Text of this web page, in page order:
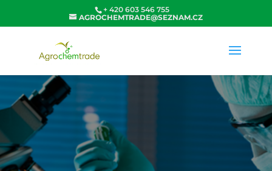
+ 420 603 546 755
AGROCHEMTRADE@SEZNAM.CZ